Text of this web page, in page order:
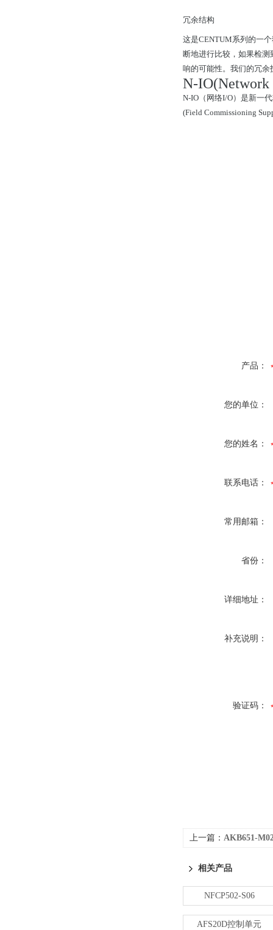
冗余结构
这是CENTUM系列的一
断地进行比较，如果检
响的可能性。我们的冗余
N-IO(Network
N-IO（网络I/O）是新一
(Field Commissioning
产品：
您的单位：
您的姓名：
联系电话：
常用邮箱：
省份：
详细地址：
补充说明：
验证码：
上一篇： AKB651-
相关产品
NFCP502-S06
AFS20D控制单元